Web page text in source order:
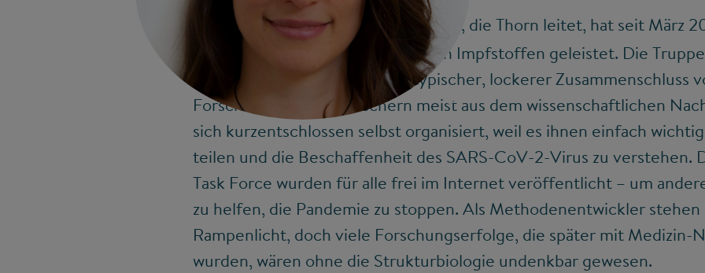
©
Coronavirus Structural Task Force , die Thorn leitet, hat seit März
Basisarbeit für die Entwicklung von Impfstoffen geleistet. Die
Wissenschaftsbetrieb total untypischer, lockerer Zusammenschluss
Forscherinnen und Forschern meist aus dem wissenschaftlichen
sich kurzentschlossen selbst organisiert, weil es ihnen einfach
teilen und die Beschaffenheit des SARS-CoV-2-Virus zu verstehen.
Task Force wurden für alle frei im Internet veröffentlicht – um
zu helfen, die Pandemie zu stoppen. Als Methodenentwickler stehen
Rampenlicht, doch viele Forschungserfolge, die später mit Medizin-
wurden, wären ohne die Strukturbiologie undenkbar gewesen.